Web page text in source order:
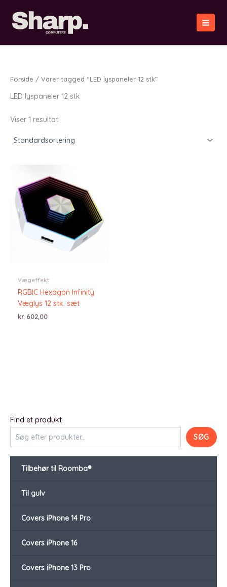
indholdet
Find et produkt
SØG
Tilbehør til Roomba®
Til gulv
Covers iPhone 14 Pro
Covers iPhone 16
Covers iPhone 13 Pro
Forside / Varer tagged “LED lyspaneler 12 stk”
LED lyspaneler 12 stk
Viser 1 resultat
Vægeffekt
RGBIC Hexagon Infinity
Væglys 12 stk. sæt
kr. 602,00